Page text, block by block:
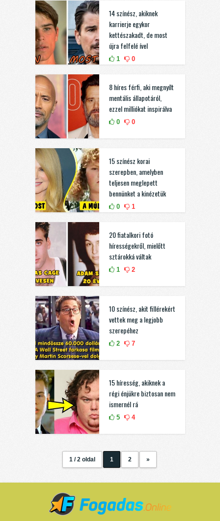
14 színész, akiknek
karrierje egykor
kettészakadt, de most
újra felfelé ível
1 0
8 híres férfi, aki megnyílt
mentális állapotáról,
ezzel milliókat inspirálva
0 0
15 színész korai
szerepben, amelyben
teljesen meglepett
bennünket a kinézetük
0 1
20 fiatalkori fotó
hírességekről, mielőtt
sztárokká váltak
1 2
10 színész, akit fillérekért
vettek meg a legjobb
szerepéhez
2 7
15 híresség, akiknek a
régi énjükre biztosan nem
ismernél rá
5 4
1 / 2 oldal 1 2 »